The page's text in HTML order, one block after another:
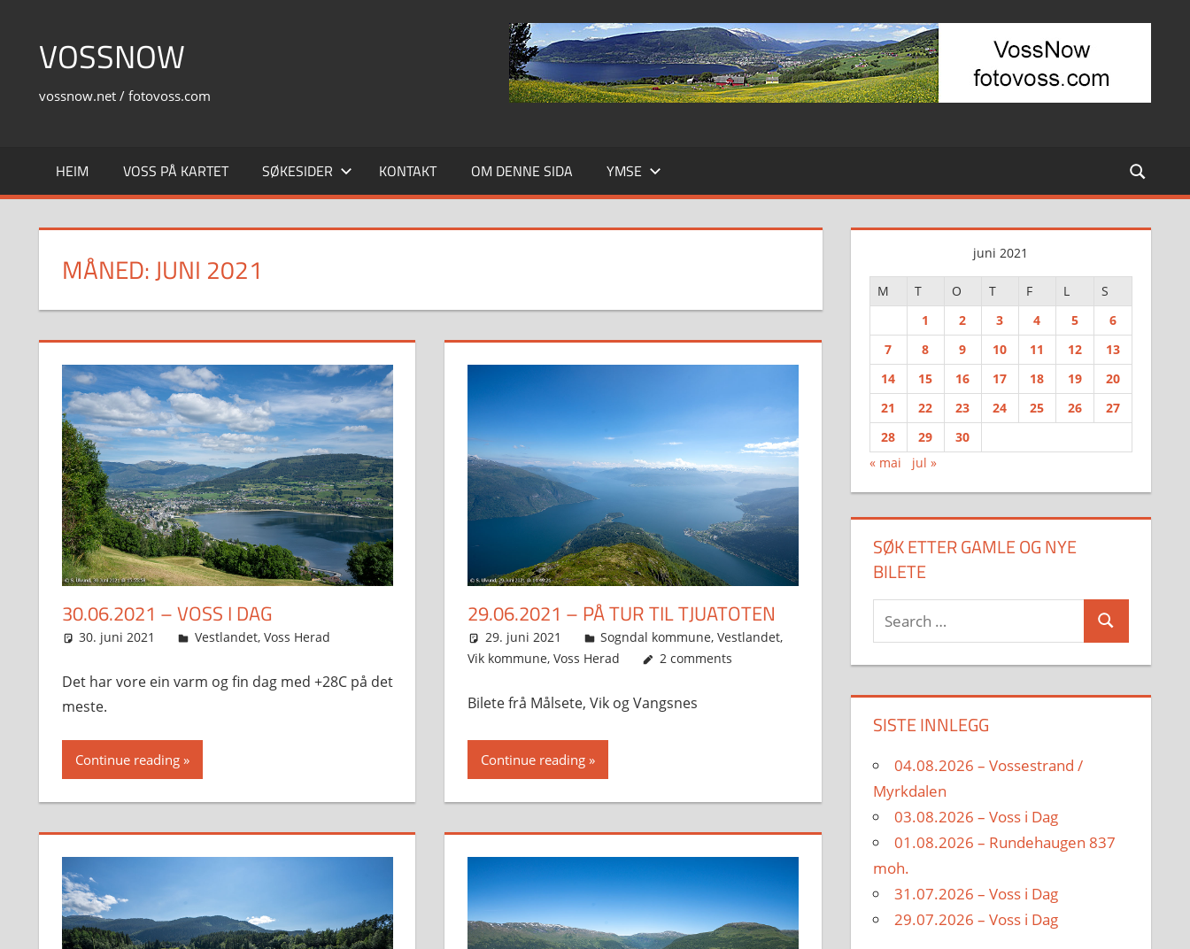
contentVOSSNOW
vossnow.net / fotovoss.com
HEIM VOSS PÅ KARTET SØKESIDER KONTAKT OM DENNE SIDA YMSE
MÅNED:JUNI 2021
30.06.2021 – VOSS I DAG
30. juni 2021 Svein
Vestlandet, Voss Herad
Det har vore ein varm og fin dag med +28C på det
meste.
Continue reading
29.06.2021 – PÅ TUR TIL TJUATOTEN
29. juni 2021 Svein
Sogndal kommune,Vestlandet,
Vik kommune, Voss Herad 2 comments
Bilete frå Målsete, Vik og Vangsnes
Continue reading
juni 2021
M T O T F L
S
1
2 3 4 5
6
7
8 9 10 11 12
13
14
15 16 17 18 19
20
21
22 23 24 25 26
27
28
29
30
« mai
jul »
SØK ETTER GAMLE OG NYE
BILETE
Search
for:
Search
SISTE INNLEGG
04.08.2026 – Vossestrand /
Myrkdalen
03.08.2026 – Voss i Dag
01.08.2026 – Rundehaugen 837
moh.
31.07.2026 – Voss i Dag
29.07.2026 – Voss i Dag